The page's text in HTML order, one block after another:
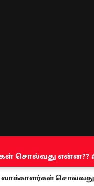
சொல்வது என்ன??
வாக்காளர்கள் சொல்வது